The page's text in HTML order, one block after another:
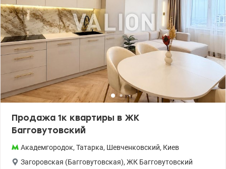
банков и Новой почты. Рядом работают детские сады, школы и
лицеи, что особенно удобно для семей с детьми. Для прогулок и
отдыха — скверы и парки. Неподалеку находятся медицинские
учреждения, спортивные клубы, кафе и рестораны. Район имеет
отличное транспортное сообщение — рядом остановки
общественного транспорта, откуда легко добраться до станций
метро «Вокзальная», «Шулявская» и до центра города.
Видеообзор по запросу. Цена 65 000 у.е. тел. +380505143879
Наталья Яшта valion.ua/1155177
Продажа 1к квартиры в ЖК
Багговутовский
Академгородок, Татарка, Шевченковский, Киев
Загоровская (Багговутовская), ЖК Багговутовский